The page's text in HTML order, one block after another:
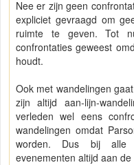
Nee er zijn geen
expliciet gevraagd om
ruimte te geven. Tot
confrontaties geweest
houdt.
Ook met wandelingen
zijn altijd aan-lijn-
verleden wel eens
wandelingen omdat
worden. Dus bij alle
evenementen altijd aan